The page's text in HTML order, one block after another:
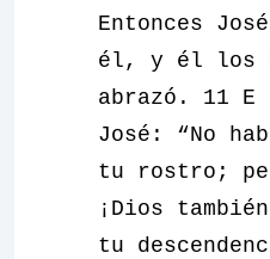
Entonces
él, y él los
abrazó. 11
José: “No
tu rostro;
¡Dios
tu